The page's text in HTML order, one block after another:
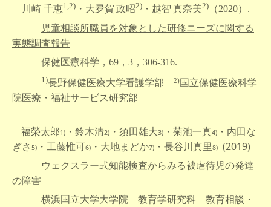
川崎 千恵1,2) ・大夛賀 政昭2) ・越智 真奈美2) （2020） .
児童相談所職員を対象とした研修ニーズに関する
実態調査報告
保健医療科学，69，3，306-316.
1)長野保健医療大学看護学部 2)国立保健医療科学
院医療・福祉サービス研究部
福榮太郎1) ・鈴木清2) ・須田雄大3) ・菊池一真4) ・内田な
ぎさ 5) ・工藤惟可6) ・大地まどか7) ・長谷川真里8) (2019)
ウェクスラー式知能検査からみる被虐待児の発達
の障害
横浜国立大学大学院 教育学研究科 教育相談・